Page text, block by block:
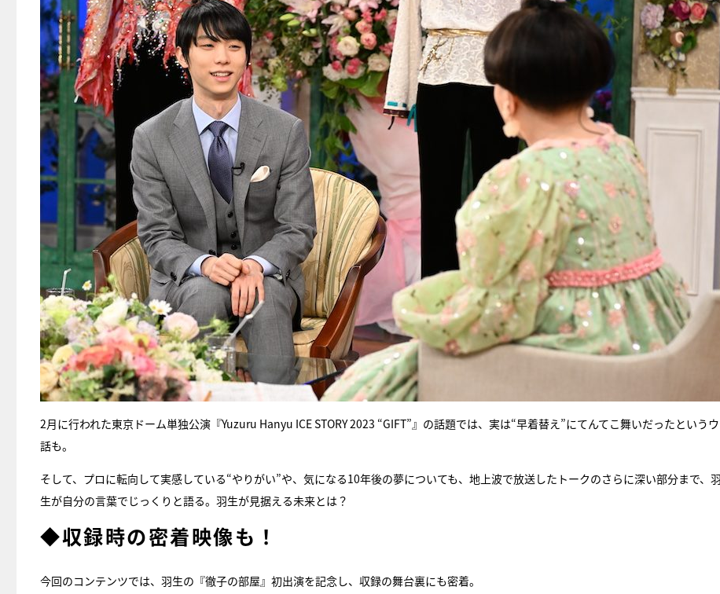
2月に行われた東京ドーム単独公演『Yuzuru Hanyu ICE STORY 2023 “GIFT”』の話題では、実は“早着替え”にてんてこ舞いだったという
話も。
そして、プロに転向して実感している“やりがい”や、気になる10年後の夢についても、地上波で放送したトークのさらに深い部分まで、羽
生が自分の言葉でじっくりと語る。羽生が見据える未来とは？
◆収録時の密着映像も！
今回のコンテンツでは、羽生の『徹子の部屋』初出演を記念し、収録の舞台裏にも密着。